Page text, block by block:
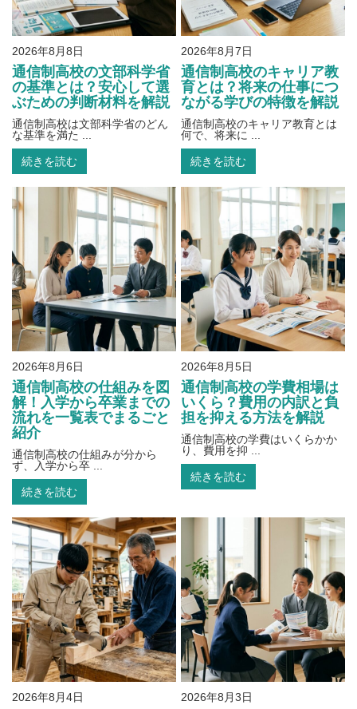
2026年8月8日
通信制高校の文部科学省
の基準とは？安心して選
ぶための判断材料を解説
通信制高校は文部科学省のどん
な基準を満た ...
続きを読む
2026年8月7日
通信制高校のキャリア教
育とは？将来の仕事につ
ながる学びの特徴を解説
通信制高校のキャリア教育とは
何で、将来に ...
続きを読む
2026年8月6日
通信制高校の仕組みを図
解！入学から卒業までの
流れを一覧表でまるごと
紹介
通信制高校の仕組みが分から
ず、入学から卒 ...
続きを読む
2026年8月5日
通信制高校の学費相場は
いくら？費用の内訳と負
担を抑える方法を解説
通信制高校の学費はいくらかか
り、費用を抑 ...
続きを読む
2026年8月4日 2026年8月3日